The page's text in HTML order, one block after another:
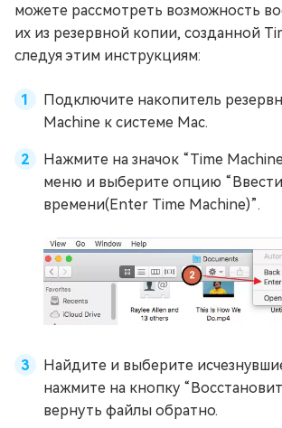
можете рассмотреть возможность
их из резервной копии, созданной
следуя этим инструкциям:
Подключите накопитель
Machine к системе Mac.
Нажмите на значок “Time
меню и выберите опцию
времени(Enter Time Machine)”.
Найдите и выберите
нажмите на кнопку
вернуть файлы обратно.